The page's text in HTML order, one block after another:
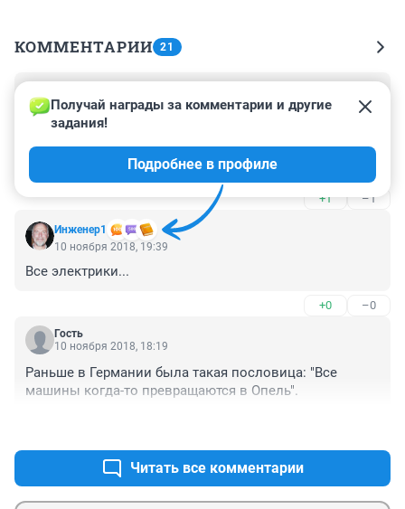
КОММЕНТАРИИ 21
10 ноября 2018, 20:40
Надо запретить стоянки возле жилых домов. Там
дети, женщины, старики они могут пострадать от
взрыва горящей машины.
+1 –1
Инженер1
Получай награды за комментарии и другие
задания!
Подробнее в профиле
10 ноября 2018, 19:39
Все электрики...
+0 –0
Гость
10 ноября 2018, 18:19
Раньше в Германии была такая пословица: "Все
машины когда-то превращаются в Опель".
Читать все комментарии